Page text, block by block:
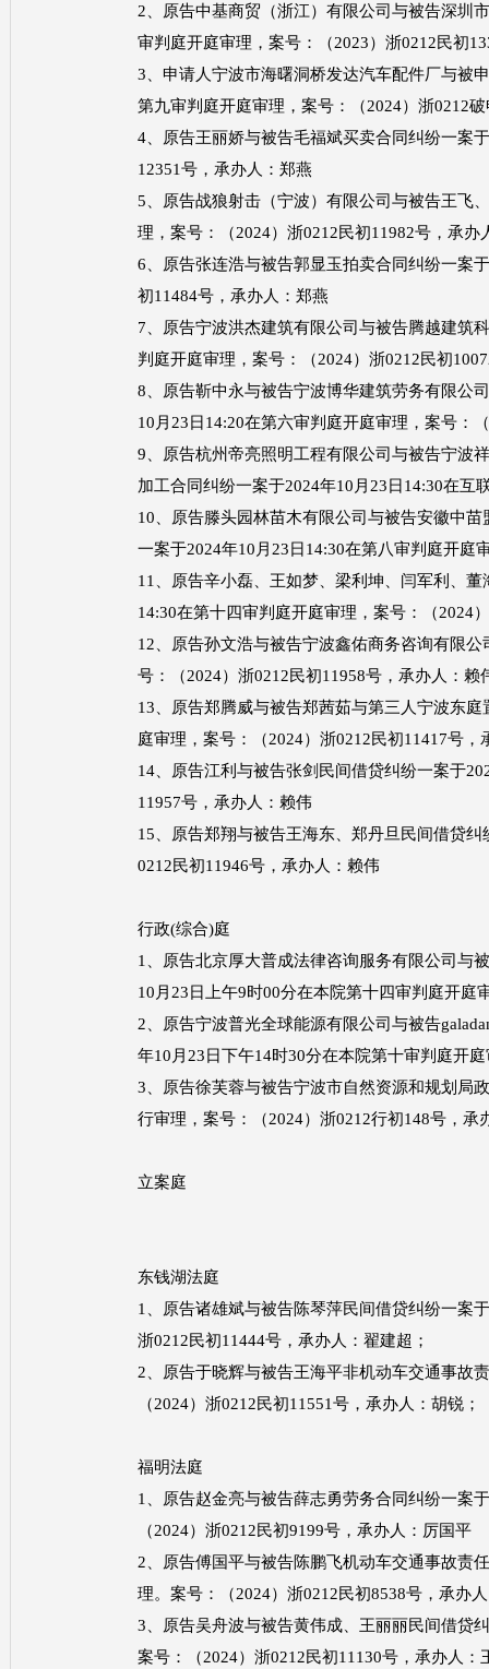
2、原告中基商贸（浙江）有限公司与被告深圳
审判庭开庭审理，案号：（2023）浙0212民初
3、申请人宁波市海曙洞桥发达汽车配件厂与被
第九审判庭开庭审理，案号：（2024）浙0212
4、原告王丽娇与被告毛福斌买卖合同纠纷一案
12351号，承办人：郑燕
5、原告战狼射击（宁波）有限公司与被告王飞
理，案号：（2024）浙0212民初11982号，承办
6、原告张连浩与被告郭显玉拍卖合同纠纷一案
初11484号，承办人：郑燕
7、原告宁波洪杰建筑有限公司与被告腾越建筑
判庭开庭审理，案号：（2024）浙0212民初
8、原告靳中永与被告宁波博华建筑劳务有限公
10月23日14:20在第六审判庭开庭审理，案号：
9、原告杭州帝亮照明工程有限公司与被告宁波
加工合同纠纷一案于2024年10月23日14:30在互
10、原告滕头园林苗木有限公司与被告安徽中
一案于2024年10月23日14:30在第八审判庭开庭
11、原告辛小磊、王如梦、梁利坤、闫军利、
14:30在第十四审判庭开庭审理，案号：（2024
12、原告孙文浩与被告宁波鑫佑商务咨询有限
号：（2024）浙0212民初11958号，承办人：赖
13、原告郑腾威与被告郑茜茹与第三人宁波东
庭审理，案号：（2024）浙0212民初11417号，
14、原告江利与被告张剑民间借贷纠纷一案于
11957号，承办人：赖伟
15、原告郑翔与被告王海东、郑丹旦民间借贷
0212民初11946号，承办人：赖伟
行政(综合)庭
1、原告北京厚大普成法律咨询服务有限公司与
10月23日上午9时00分在本院第十四审判庭开庭
2、原告宁波普光全球能源有限公司与被告
年10月23日下午14时30分在本院第十审判庭开
3、原告徐芙蓉与被告宁波市自然资源和规划局
行审理，案号：（2024）浙0212行初148号，承
立案庭
东钱湖法庭
1、原告诸雄斌与被告陈琴萍民间借贷纠纷一案
浙0212民初11444号，承办人：翟建超；
2、原告于晓辉与被告王海平非机动车交通事故
（2024）浙0212民初11551号，承办人：胡锐；
福明法庭
1、原告赵金亮与被告薛志勇劳务合同纠纷一案
（2024）浙0212民初9199号，承办人：厉国平
2、原告傅国平与被告陈鹏飞机动车交通事故责
理。案号：（2024）浙0212民初8538号，承办
3、原告吴舟波与被告黄伟成、王丽丽民间借贷
案号：（2024）浙0212民初11130号，承办人：